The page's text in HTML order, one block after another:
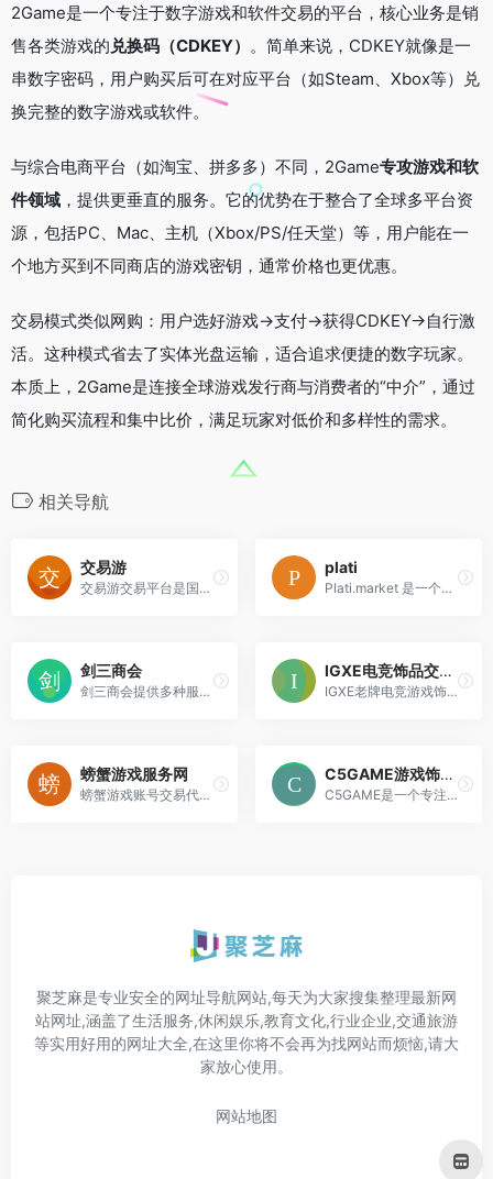
2Game是一个专注于数字游戏和软件交易的平台，核心业务是销
售各类游戏的 兑换码（CDKEY） 。简单来说，CDKEY就像是一
串数字密码，用户购买后可在对应平台（如Steam、Xbox等）兑
换完整的数字游戏或软件。
与综合电商平台（如淘宝、拼多多）不同，2Game专攻游戏和软
件领域 ，提供更垂直的服务。它的优势在于整合了全球多平台资
源，包括PC、Mac、主机（Xbox/PS/任天堂）等，用户能在一
个地方买到不同商店的游戏密钥，通常价格也更优惠。
交易模式类似网购：用户选好游戏→支付→获得CDKEY→自行激
活。这种模式省去了实体光盘运输，适合追求便捷的数字玩家。
本质上，2Game是连接全球游戏发行商与消费者的“中介”，通过
简化购买流程和集中比价，满足玩家对低价和多样性的需求。
相关导航
交易游
交易游交易平台是国内正规、专业、安全的游戏账号交易平台，为广大用户提供网络游戏账号交易、手游账号交易、账号鉴定、账号估价
plati
Plati.market 是一个全球性的在线交易平台，专门买卖虚拟数字商品。简单说，它就像一个“数字超市”，主要销售游戏激活码（用于解锁游戏）、软件密钥（激活软件）、会员账户（如订阅服务）和电子书等纯数字产品
剑三商会
剑三商会提供多种服务和资源，包括账号信息搜索、蹲号服务、物品价格查询、外观交易等。这些服务帮助玩家更好地管理和利用他们的游戏资源，提升游戏体验。
IGXE电竞饰品交易平台
IGXE老牌电竞游戏饰品交易平台,csgo饰品、CS2饰品皮肤交易、csgo饰品租赁、绝地求生饰品
螃蟹游戏服务网
螃蟹游戏账号交易代售平台是国内安全、权威、服务完善的大型网络游戏账号交易代售平台
C5GAME游戏饰品交易平台
C5GAME是一个专注于Steam游戏饰品（如CS:GO、DOTA2装备皮肤）的交易平台，类似游戏饰品版的“淘宝”。
聚芝麻是专业安全的网址导航网站,每天为大家搜集整理最新网
站网址,涵盖了生活服务,休闲娱乐,教育文化,行业企业,交通旅游
等实用好用的网址大全,在这里你将不会再为找网站而烦恼,请大
家放心使用。
网站地图